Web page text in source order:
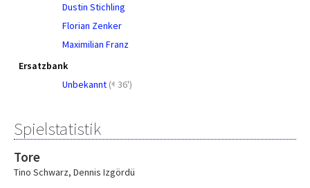
Dustin Stichling
Florian Zenker
Maximilian Franz
Ersatzbank
Unbekannt ( 36')
Spielstatistik
Tore
Tino Schwarz, Dennis Izgördü